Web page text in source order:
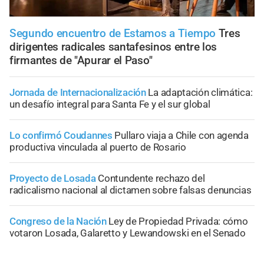
Segundo encuentro de Estamos a Tiempo Tres
dirigentes radicales santafesinos entre los
firmantes de "Apurar el Paso"
Jornada de Internacionalización La adaptación climática:
un desafío integral para Santa Fe y el sur global
Lo confirmó Coudannes Pullaro viaja a Chile con agenda
productiva vinculada al puerto de Rosario
Proyecto de Losada Contundente rechazo del
radicalismo nacional al dictamen sobre falsas denuncias
Congreso de la Nación Ley de Propiedad Privada: cómo
votaron Losada, Galaretto y Lewandowski en el Senado